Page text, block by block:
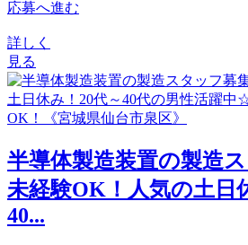
応募へ進む
詳しく
見る
半導体製造装置の製造
未経験OK！人気の土日
40...